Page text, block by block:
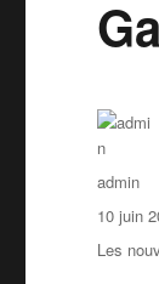
Auteur
admin
Publié
le
10 juin
Les